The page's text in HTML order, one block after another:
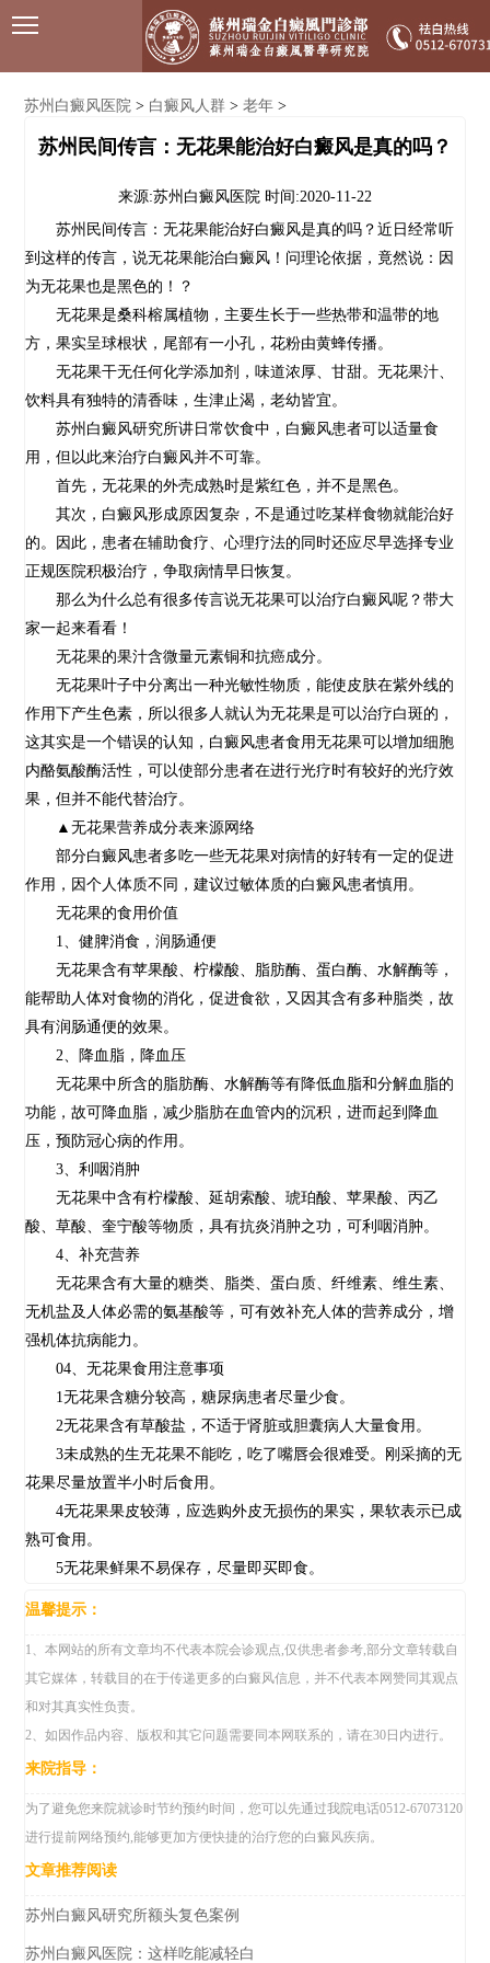
苏州白癜风医院 > 白癜风人群 >老年 >
苏州民间传言：无花果能治好白癜风是真的吗？
来源:苏州白癜风医院 时间:2020-11-22
苏州民间传言：无花果能治好白癜风是真的吗？近日经常听
到这样的传言，说无花果能治白癜风！问理论依据，竟然说：因
为无花果也是黑色的！？
无花果是桑科榕属植物，主要生长于一些热带和温带的地
方，果实呈球根状，尾部有一小孔，花粉由黄蜂传播。
无花果干无任何化学添加剂，味道浓厚、甘甜。无花果汁、
饮料具有独特的清香味，生津止渴，老幼皆宜。
苏州白癜风研究所讲日常饮食中，白癜风患者可以适量食
用，但以此来治疗白癜风并不可靠。
首先，无花果的外壳成熟时是紫红色，并不是黑色。
其次，白癜风形成原因复杂，不是通过吃某样食物就能治好
的。因此，患者在辅助食疗、心理疗法的同时还应尽早选择专业
正规医院积极治疗，争取病情早日恢复。
那么为什么总有很多传言说无花果可以治疗白癜风呢？带大
家一起来看看！
无花果的果汁含微量元素铜和抗癌成分。
无花果叶子中分离出一种光敏性物质，能使皮肤在紫外线的
作用下产生色素，所以很多人就认为无花果是可以治疗白斑的，
这其实是一个错误的认知，白癜风患者食用无花果可以增加细胞
内酪氨酸酶活性，可以使部分患者在进行光疗时有较好的光疗效
果，但并不能代替治疗。
▲无花果营养成分表来源网络
部分白癜风患者多吃一些无花果对病情的好转有一定的促进
作用，因个人体质不同，建议过敏体质的白癜风患者慎用。
无花果的食用价值
1、健脾消食，润肠通便
无花果含有苹果酸、柠檬酸、脂肪酶、蛋白酶、水解酶等，
能帮助人体对食物的消化，促进食欲，又因其含有多种脂类，故
具有润肠通便的效果。
2、降血脂，降血压
无花果中所含的脂肪酶、水解酶等有降低血脂和分解血脂的
功能，故可降血脂，减少脂肪在血管内的沉积，进而起到降血
压，预防冠心病的作用。
3、利咽消肿
无花果中含有柠檬酸、延胡索酸、琥珀酸、苹果酸、丙乙
酸、草酸、奎宁酸等物质，具有抗炎消肿之功，可利咽消肿。
4、补充营养
无花果含有大量的糖类、脂类、蛋白质、纤维素、维生素、
无机盐及人体必需的氨基酸等，可有效补充人体的营养成分，增
强机体抗病能力。
04、无花果食用注意事项
1无花果含糖分较高，糖尿病患者尽量少食。
2无花果含有草酸盐，不适于肾脏或胆囊病人大量食用。
3未成熟的生无花果不能吃，吃了嘴唇会很难受。刚采摘的无
花果尽量放置半小时后食用。
4无花果果皮较薄，应选购外皮无损伤的果实，果软表示已成
熟可食用。
5无花果鲜果不易保存，尽量即买即食。
温馨提示：
1、本网站的所有文章均不代表本院会诊观点,仅供患者参考,部分文章转载自
其它媒体，转载目的在于传递更多的白癜风信息，并不代表本网赞同其观点
和对其真实性负责。
2、如因作品内容、版权和其它问题需要同本网联系的，请在30日内进行。
来院指导：
为了避免您来院就诊时节约预约时间，您可以先通过我院电话0512-67073120
进行提前网络预约,能够更加方便快捷的治疗您的白癜风疾病。
文章推荐阅读
苏州白癜风研究所额头复色案例
苏州白癜风医院：这样吃能减轻白